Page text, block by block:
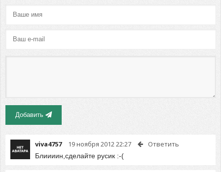
Добавить
viva4757 19 ноября 2012 22:27 Ответить
Блиииин,сделайте русик :-(